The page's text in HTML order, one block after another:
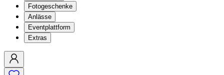
Fotogeschenke
Anlässe
Eventplattform
Extras